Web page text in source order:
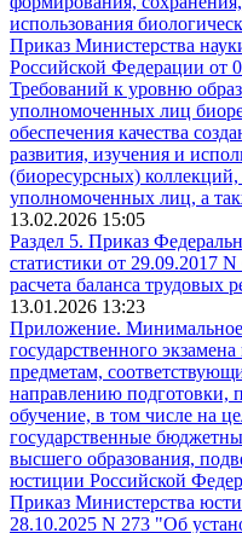
использования
Приказ Министерства
Российской Федерации от
Требований к уровню
уполномоченных лиц
обеспечения качества
развития, изучения и
(биоресурсных)
уполномоченных лиц, а
13.02.2026 15:05
Раздел 5. Приказ
статистики от 29.09.2017
расчета баланса трудовых
13.01.2026 13:23
Приложение. Минимальное
государственного
предметам,
направлению подготовки,
обучение, в том числе на
государственные
высшего образования,
юстиции Российской
Приказ Министерства
28.10.2025 N 273 "Об